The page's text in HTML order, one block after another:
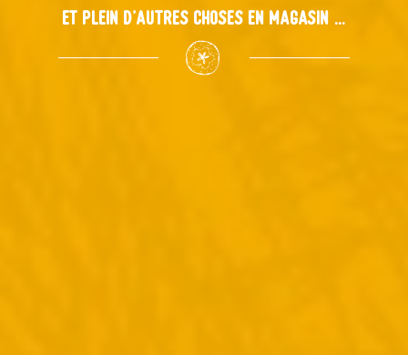
Et plein d'autres choses en magasin ...